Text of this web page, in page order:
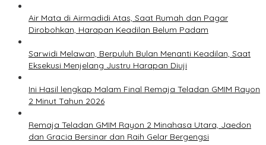
Air Mata di Airmadidi Atas, Saat Rumah dan Pagar
Dirobohkan, Harapan Keadilan Belum Padam
Sarwidi Melawan, Berpuluh Bulan Menanti Keadilan, Saat
Eksekusi Menjelang Justru Harapan Diuji
Ini Hasil lengkap Malam Final Remaja Teladan GMIM Rayon
2 Minut Tahun 2026
Remaja Teladan GMIM Rayon 2 Minahasa Utara, Jaedon
dan Gracia Bersinar dan Raih Gelar Bergengsi